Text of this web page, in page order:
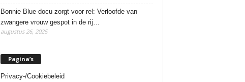
Bonnie Blue-docu zorgt voor rel: Verloofde van
zwangere vrouw gespot in de rij…
augustus 26, 2025
Pagina’s
Privacy-/Cookiebeleid